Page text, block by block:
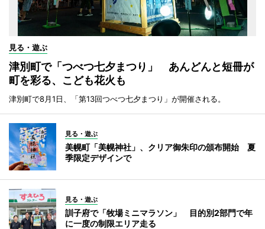
見る・遊ぶ
津別町で「つべつ七夕まつり」 あんどんと短冊が
町を彩る、こども花火も
津別町で8月1日、「第13回つべつ七夕まつり」が開催される。
見る・遊ぶ
美幌町「美幌神社」、クリア御朱印の頒布開始 夏
季限定デザインで
見る・遊ぶ
訓子府で「牧場ミニマラソン」 目的別2部門で年
に一度の制限エリア走る